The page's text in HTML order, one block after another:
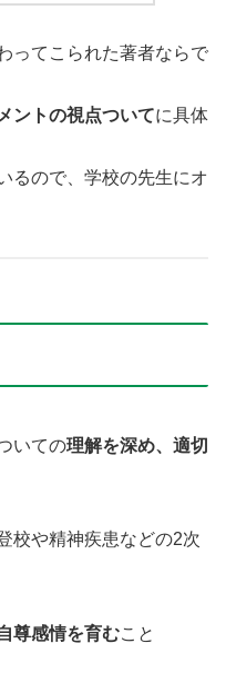
ってこられた著者ならで
ントの視点ついてに具体
るので、学校の先生にオ
いての理解を深め、適切
校や精神疾患などの2次
尊感情を育むこと